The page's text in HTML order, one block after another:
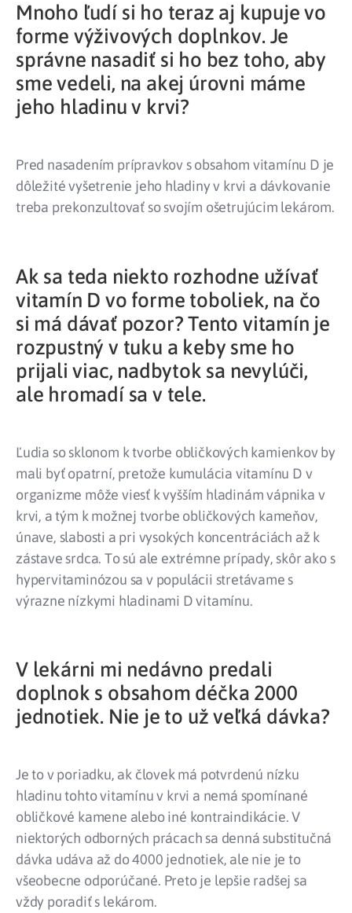
Mnoho ľudí si ho teraz aj kupuje vo
forme výživových doplnkov. Je
správne nasadiť si ho bez toho, aby
sme vedeli, na akej úrovni máme
jeho hladinu v krvi?
Pred nasadením prípravkov s obsahom vitamínu D je
dôležité vyšetrenie jeho hladiny v krvi a dávkovanie
treba prekonzultovať so svojím ošetrujúcim lekárom.
Ak sa teda niekto rozhodne užívať
vitamín D vo forme toboliek, na čo
si má dávať pozor? Tento vitamín je
rozpustný v tuku a keby sme ho
prijali viac, nadbytok sa nevylúči,
ale hromadí sa v tele.
Ľudia so sklonom k tvorbe obličkových kamienkov by
mali byť opatrní, pretože kumulácia vitamínu D v
organizme môže viesť k vyšším hladinám vápnika v
krvi, a tým k možnej tvorbe obličkových kameňov,
únave, slabosti a pri vysokých koncentráciách až k
zástave srdca. To sú ale extrémne prípady, skôr ako s
hypervitaminózou sa v populácii stretávame s
výrazne nízkymi hladinami D vitamínu.
V lekárni mi nedávno predali
doplnok s obsahom déčka 2000
jednotiek. Nie je to už veľká dávka?
Je to v poriadku, ak človek má potvrdenú nízku
hladinu tohto vitamínu v krvi a nemá spomínané
obličkové kamene alebo iné kontraindikácie. V
niektorých odborných prácach sa denná substitučná
dávka udáva až do 4000 jednotiek, ale nie je to
všeobecne odporúčané. Preto je lepšie radšej sa
vždy poradiť s lekárom.